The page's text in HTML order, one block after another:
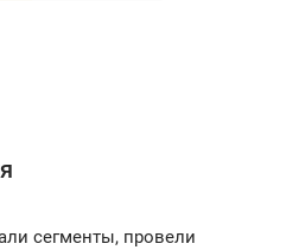
сегменты, провели